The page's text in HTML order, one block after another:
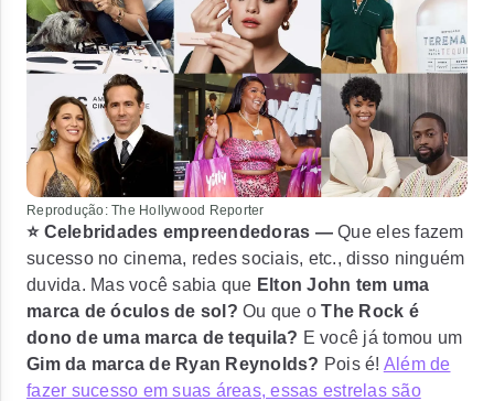
Reprodução: The Hollywood Reporter
⭐ Celebridades empreendedoras — Que eles fazem
sucesso no cinema, redes sociais, etc., disso ninguém
duvida. Mas você sabia que Elton John tem uma
marca de óculos de sol? Ou que oThe Rock é
dono de uma marca de tequila? E você já tomou um
Gim da marca de Ryan Reynolds? Pois é! Além de
fazer sucesso em suas áreas, essas estrelas são